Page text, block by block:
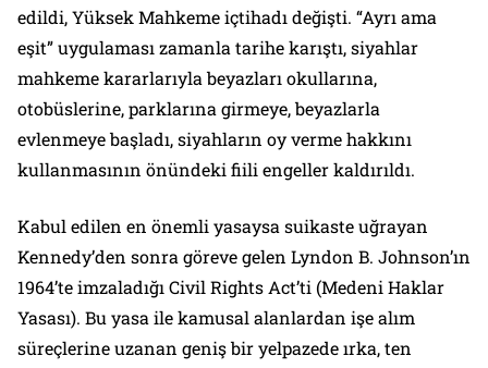
edildi, Yüksek Mahkeme içtihadı değişti. “Ayrı ama
eşit” uygulaması zamanla tarihe karıştı, siyahlar
mahkeme kararlarıyla beyazları okullarına,
otobüslerine, parklarına girmeye, beyazlarla
evlenmeye başladı, siyahların oy verme hakkını
kullanmasının önündeki fiili engeller kaldırıldı.
Kabul edilen en önemli yasaysa suikaste uğrayan
Kennedy’den sonra göreve gelen Lyndon B. Johnson’ın
1964’te imzaladığı Civil Rights Act’ti (Medeni Haklar
Yasası). Bu yasa ile kamusal alanlardan işe alım
süreçlerine uzanan geniş bir yelpazede ırka, ten